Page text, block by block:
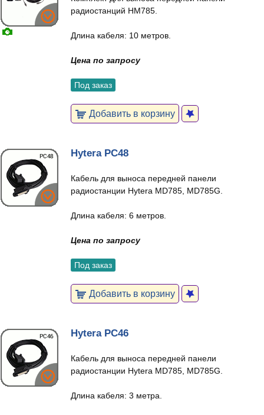
радиостанций HM785.
Длина кабеля: 10 метров.
Цена по запросу
Под заказ
Добавить в корзину
Hytera PC48
Кабель для выноса передней панели
радиостанции Hytera MD785, MD785G.
Длина кабеля: 6 метров.
Цена по запросу
Под заказ
Добавить в корзину
Hytera PC46
Кабель для выноса передней панели
радиостанции Hytera MD785, MD785G.
Длина кабеля: 3 метра.